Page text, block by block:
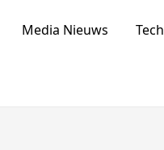
Buitenland
Media Nieuws Tech